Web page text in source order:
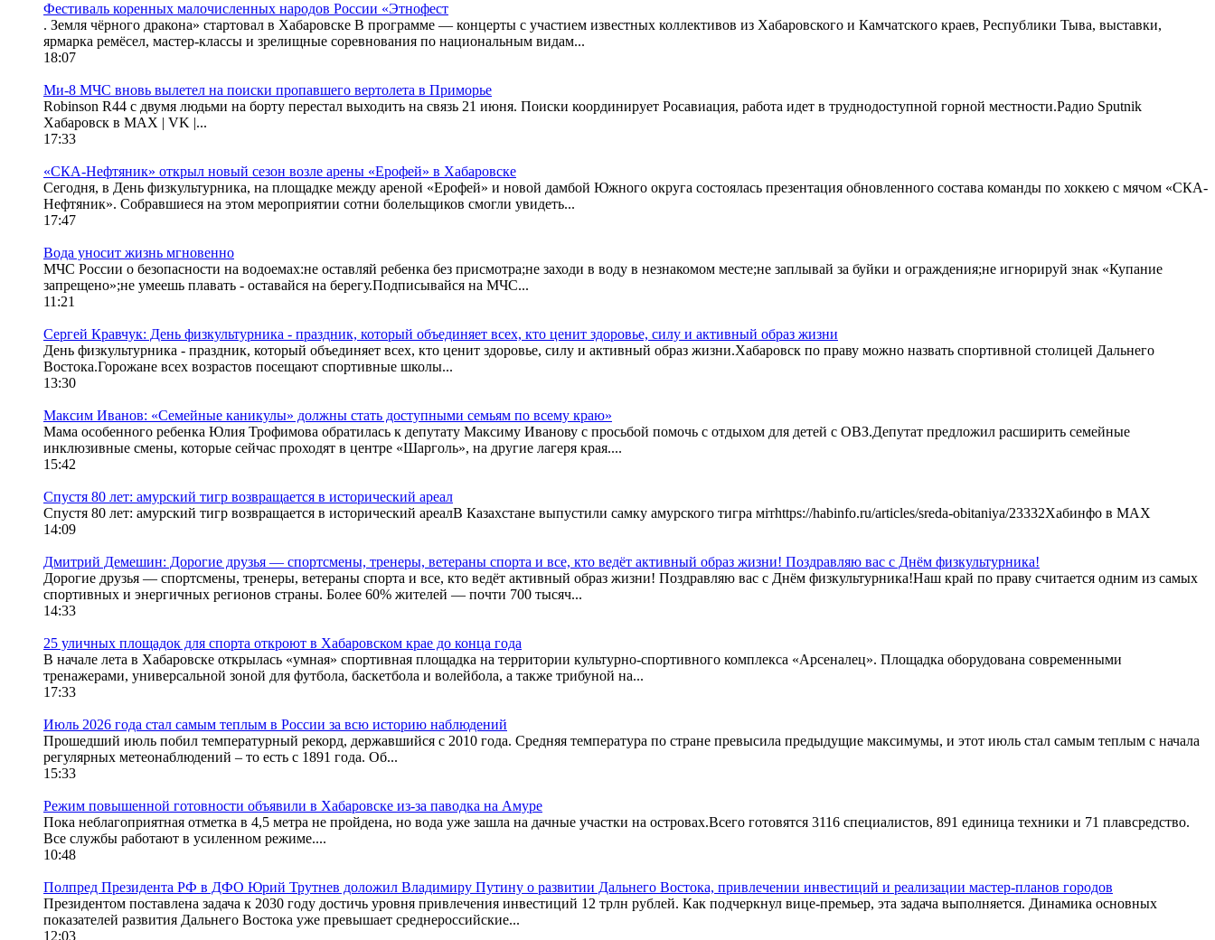
Фестиваль коренных малочисленных народов России «Этнофест
. Земля чёрного дракона» стартовал в Хабаровске В программе — концерты с участием известных коллективов из Хабаровского и Камчатского краев, Республики Тыва, выставки,
ярмарка ремёсел, мастер-классы и зрелищные соревнования по национальным видам...
18:07
Ми-8 МЧС вновь вылетел на поиски пропавшего вертолета в Приморье
Robinson R44 с двумя людьми на борту перестал выходить на связь 21 июня. Поиски координирует Росавиация, работа идет в труднодоступной горной местности.Радио Sputnik
Хабаровск в MAX | VK |...
17:33
«СКА-Нефтяник» открыл новый сезон возле арены «Ерофей» в Хабаровске
Сегодня, в День физкультурника, на площадке между ареной «Ерофей» и новой дамбой Южного округа состоялась презентация обновленного состава команды по хоккею с мячом «СКА-
Нефтяник». Собравшиеся на этом мероприятии сотни болельщиков смогли увидеть...
17:47
Вода уносит жизнь мгновенно
МЧС России о безопасности на водоемах:не оставляй ребенка без присмотра;не заходи в воду в незнакомом месте;не заплывай за буйки и ограждения;не игнорируй знак «Купание
запрещено»;не умеешь плавать - оставайся на берегу.Подписывайся на МЧС...
11:21
Сергей Кравчук: День физкультурника - праздник, который объединяет всех, кто ценит здоровье, силу и активный образ жизни
День физкультурника - праздник, который объединяет всех, кто ценит здоровье, силу и активный образ жизни.Хабаровск по праву можно назвать спортивной столицей Дальнего
Востока.Горожане всех возрастов посещают спортивные школы...
13:30
Максим Иванов: «Семейные каникулы» должны стать доступными семьям по всему краю»
Мама особенного ребенка Юлия Трофимова обратилась к депутату Максиму Иванову с просьбой помочь с отдыхом для детей с ОВЗ.Депутат предложил расширить семейные
инклюзивные смены, которые сейчас проходят в центре «Шарголь», на другие лагеря края....
15:42
Спустя 80 лет: амурский тигр возвращается в исторический ареал
Спустя 80 лет: амурский тигр возвращается в исторический ареалВ Казахстане выпустили самку амурского тигра мітhttps://habinfo.ru/articles/sreda-obitaniya/23332Хабинфо в МАХ
14:09
Дмитрий Демешин: Дорогие друзья — спортсмены, тренеры, ветераны спорта и все, кто ведёт активный образ жизни! Поздравляю вас с Днём физкультурника!
Дорогие друзья — спортсмены, тренеры, ветераны спорта и все, кто ведёт активный образ жизни! Поздравляю вас с Днём физкультурника!Наш край по праву считается одним из самых
спортивных и энергичных регионов страны. Более 60% жителей — почти 700 тысяч...
14:33
25 уличных площадок для спорта откроют в Хабаровском крае до конца года
В начале лета в Хабаровске открылась «умная» спортивная площадка на территории культурно-спортивного комплекса «Арсеналец». Площадка оборудована современными
тренажерами, универсальной зоной для футбола, баскетбола и волейбола, а также трибуной на...
17:33
Июль 2026 года стал самым теплым в России за всю историю наблюдений
Прошедший июль побил температурный рекорд, державшийся с 2010 года. Средняя температура по стране превысила предыдущие максимумы, и этот июль стал самым теплым с начала
регулярных метеонаблюдений – то есть с 1891 года. Об...
15:33
Режим повышенной готовности объявили в Хабаровске из-за паводка на Амуре
Пока неблагоприятная отметка в 4,5 метра не пройдена, но вода уже зашла на дачные участки на островах.Всего готовятся 3116 специалистов, 891 единица техники и 71 плавсредство.
Все службы работают в усиленном режиме....
10:48
Полпред Президента РФ в ДФО Юрий Трутнев доложил Владимиру Путину о развитии Дальнего Востока, привлечении инвестиций и реализации мастер-планов городов
Президентом поставлена задача к 2030 году достичь уровня привлечения инвестиций 12 трлн рублей. Как подчеркнул вице-премьер, эта задача выполняется. Динамика основных
показателей развития Дальнего Востока уже превышает среднероссийские...
12:03